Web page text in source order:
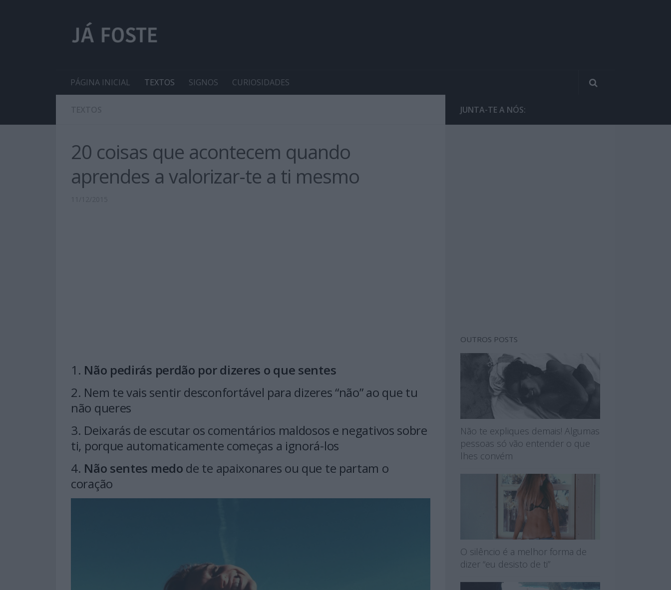
PÁGINA INICIAL TEXTOS SIGNOS CURIOSIDADES
20 coisas que acontecem quando
aprendes a valorizar-te a ti mesmo
1. Não pedirás perdão por dizeres o que sentes
2. Nem te vais sentir desconfortável para dizeres “não” ao que tu
não queres
3. Deixarás de escutar os comentários maldosos e negativos sobre
ti, porque automaticamente começas a ignorá-los
4. Não sentes medo de te apaixonares ou que te partam o
coração
JUNTA-TE A NÓS:
OUTROS POSTS
Não te expliques demais! Algumas
pessoas só vão entender o que
lhes convém
O silêncio é a melhor forma de
dizer “eu desisto de ti”